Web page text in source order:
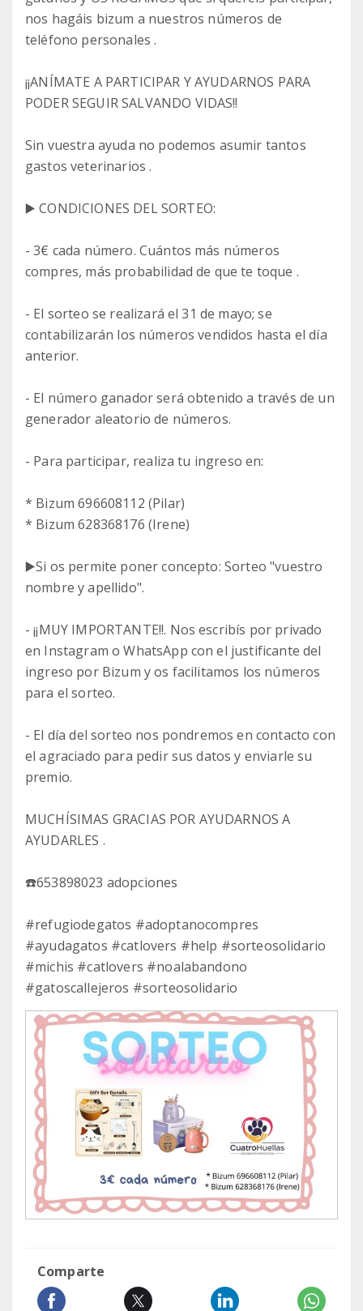
nos hagáis bizum a nuestros números de
teléfono personales .
¡¡ANÍMATE A PARTICIPAR Y AYUDARNOS PARA
PODER SEGUIR SALVANDO VIDAS!!
Sin vuestra ayuda no podemos asumir tantos
gastos veterinarios .
▶️ CONDICIONES DEL SORTEO:
- 3€ cada número. Cuántos más números
compres, más probabilidad de que te toque .
- El sorteo se realizará el 31 de mayo; se
contabilizarán los números vendidos hasta el día
anterior.
- El número ganador será obtenido a través de un
generador aleatorio de números.
- Para participar, realiza tu ingreso en:
* Bizum 696608112 (Pilar)
* Bizum 628368176 (Irene)
▶️Si os permite poner concepto: Sorteo "vuestro
nombre y apellido".
- ¡¡MUY IMPORTANTE!!. Nos escribís por privado
en Instagram o WhatsApp con el justificante del
ingreso por Bizum y os facilitamos los números
para el sorteo.
- El día del sorteo nos pondremos en contacto con
el agraciado para pedir sus datos y enviarle su
premio.
MUCHÍSIMAS GRACIAS POR AYUDARNOS A
AYUDARLES .
☎️653898023 adopciones
#refugiodegatos #adoptanocompres
#ayudagatos #catlovers #help #sorteosolidario
#michis #catlovers #noalabandono
#gatoscallejeros #sorteosolidario
Comparte